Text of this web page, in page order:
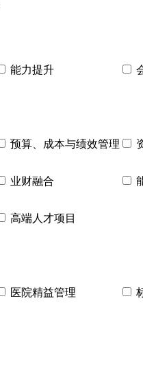
能力提升
预算、成本与绩效管理
业财融合
高端人才项目
医院精益管理